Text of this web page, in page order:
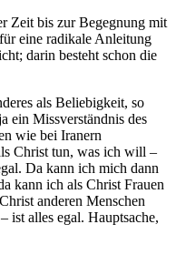
Zeit bis zur Begegnung mit
eine radikale Anleitung
darin besteht schon die
als Beliebigkeit, so
ein Missverständnis des
wie bei Iranern
Christ tun, was ich will –
Da kann ich mich dann
kann ich als Christ Frauen
anderen Menschen
ist alles egal. Hauptsache,